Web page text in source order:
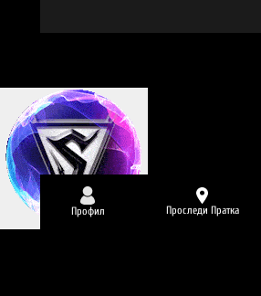
Пазете далеч от деца!
СИЛА БГ ТИЙМ!
Доставчик на продукта - И фудс ЕООД.
Уебсайт на производителя -
Профил Проследи Пратка